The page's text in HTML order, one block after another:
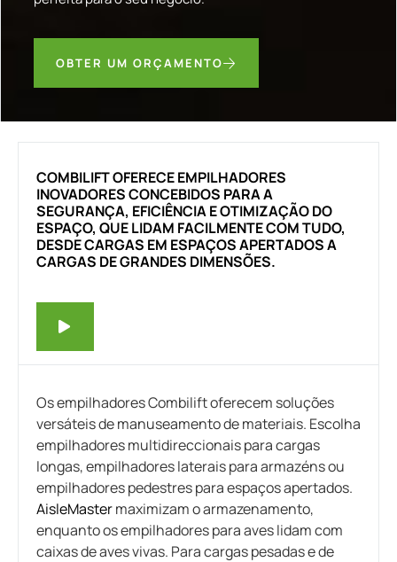
OBTER UM ORÇAMENTO
COMBILIFT OFERECE EMPILHADORES
INOVADORES CONCEBIDOS PARA A
SEGURANÇA, EFICIÊNCIA E OTIMIZAÇÃO DO
ESPAÇO, QUE LIDAM FACILMENTE COM TUDO,
DESDE CARGAS EM ESPAÇOS APERTADOS A
CARGAS DE GRANDES DIMENSÕES.
Os empilhadores Combilift oferecem soluções
versáteis de manuseamento de materiais. Escolha
empilhadores multidireccionais para cargas
longas, empilhadores laterais para armazéns ou
empilhadores pedestres para espaços apertados.
AisleMastermaximizam o armazenamento,
enquanto os empilhadores para aves lidam com
caixas de aves vivas. Para cargas pesadas e de